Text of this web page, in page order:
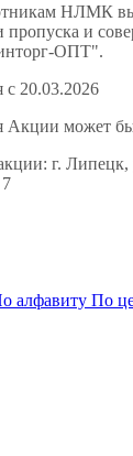
НЛМК
пропуска и
ОПТ".
с 20.03.2026
Акции может
г.
алфавиту По